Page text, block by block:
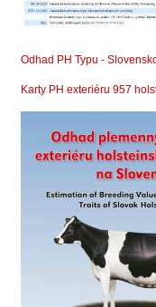
Odhad PH Typu -
Karty PH exteriéru 957